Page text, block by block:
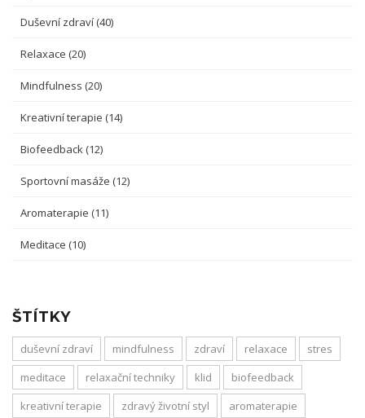
Duševní zdraví (40)
Relaxace (20)
Mindfulness (20)
Kreativní terapie (14)
Biofeedback (12)
Sportovní masáže (12)
Aromaterapie (11)
Meditace (10)
ŠTÍTKY
duševní zdraví mindfulness zdraví relaxace
stres
meditace
relaxační techniky klid
biofeedback
kreativní terapie
zdravý životní styl
aromaterapie